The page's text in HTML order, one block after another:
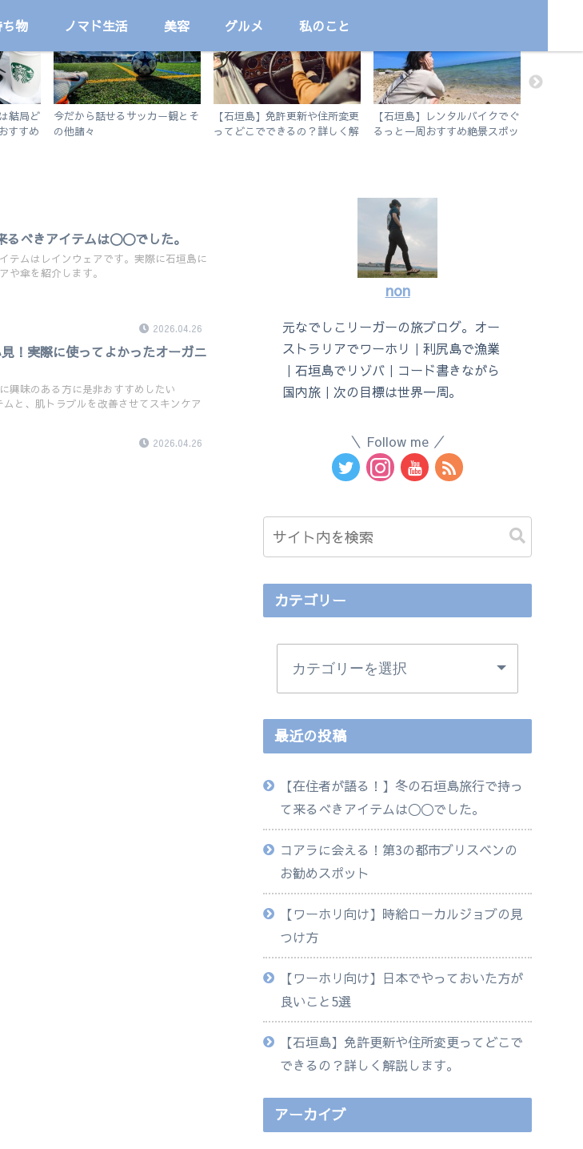
物 ノマド生活 美容 グルメ 私のこと
結局ど
すすめ
サッカー
今だから話せるサッカー観とそ
の他諸々
国内
【石垣島】免許更新や住所変更
ってどこでできるの？詳しく解
【石垣島】レンタルバイクでぐ
るっと一周おすすめ絶景スポッ
るべきアイテムは◯◯でした。
テムはレインウェアです。実際に石垣島に
や傘を紹介します。
2026.04.26
！実際に使ってよかったオーガニ
興味のある方に是非おすすめしたい
と、肌トラブルを改善させてスキンケア
2026.04.26
non
元なでしこリーガーの旅ブログ。オー
ストラリアでワーホリ｜利尻島で漁業
｜石垣島でリゾバ｜コード書きながら
国内旅｜次の目標は世界一周。
Follow me
カテゴリー
最近の投稿
【在住者が語る！】冬の石垣島旅行で持っ
て来るべきアイテムは◯◯でした。
コアラに会える！第3の都市ブリスベンの
お勧めスポット
【ワーホリ向け】時給ローカルジョブの見
つけ方
【ワーホリ向け】日本でやっておいた方が
良いこと5選
【石垣島】免許更新や住所変更ってどこで
できるの？詳しく解説します。
アーカイブ